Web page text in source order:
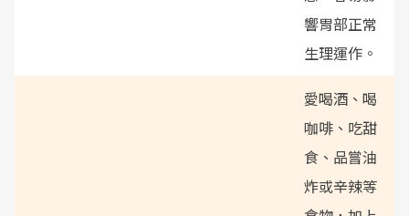
響胃部正常
生理運作。
愛喝酒、喝
咖啡、吃甜
食、品嘗油
炸或辛辣等